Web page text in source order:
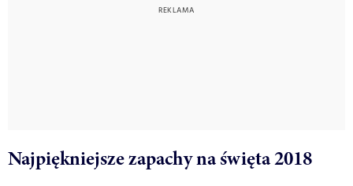
Najpiękniejsze zapachy na święta 2018